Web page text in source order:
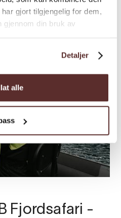
gjort tilgjengelig for dem,
gjennom din bruk av
Detaljer
alle
Fjordsafari -